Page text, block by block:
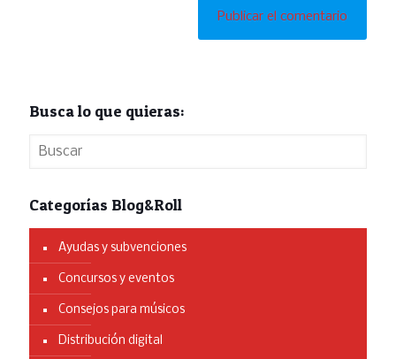
Busca lo que quieras:
Categorías Blog&Roll
Ayudas y subvenciones
Concursos y eventos
Consejos para músicos
Distribución digital